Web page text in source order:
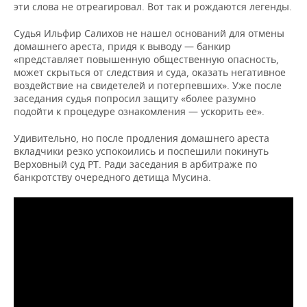
эти слова не отреагировал. Вот так и рождаются легенды.
Судья Ильфир Салихов не нашел оснований для отмены
домашнего ареста, придя к выводу — банкир
«представляет повышенную общественную опасность,
может скрыться от следствия и суда, оказать негативное
воздействие на свидетелей и потерпевших». Уже после
заседания судья попросил защиту «более разумно
подойти к процедуре ознакомления — ускорить ее».
Удивительно, но после продления домашнего ареста
вкладчики резко успокоились и поспешили покинуть
Верховный суд РТ. Ради заседания в арбитраже по
банкротству очередного детища Мусина.